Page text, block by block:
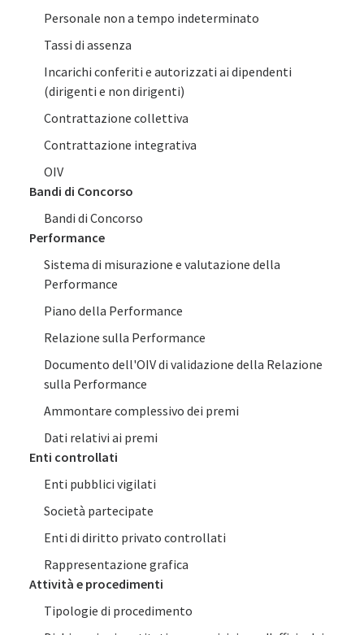
Personale non a tempo indeterminato
Tassi di assenza
Incarichi conferiti e autorizzati ai dipendenti
(dirigenti e non dirigenti)
Contrattazione collettiva
Contrattazione integrativa
OIV
Bandi di Concorso
Bandi di Concorso
Performance
Sistema di misurazione e valutazione della
Performance
Piano della Performance
Relazione sulla Performance
Documento dell'OIV di validazione della Relazione
sulla Performance
Ammontare complessivo dei premi
Dati relativi ai premi
Enti controllati
Enti pubblici vigilati
Società partecipate
Enti di diritto privato controllati
Rappresentazione grafica
Attività e procedimenti
Tipologie di procedimento